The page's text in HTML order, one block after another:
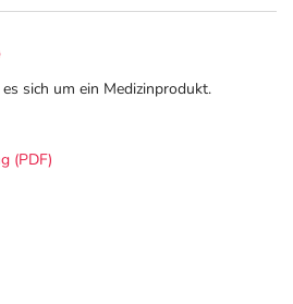
sich um ein Medizinprodukt.
(PDF)